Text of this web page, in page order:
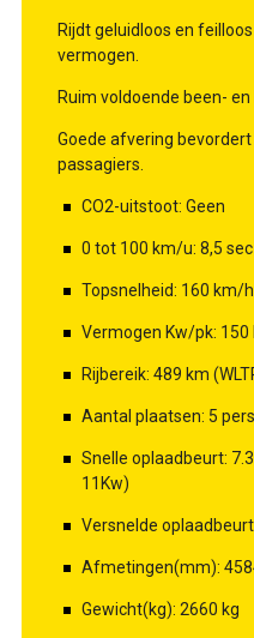
Rijdt geluidloos en
vermogen.
Ruim voldoende been-
Goede afvering
passagiers.
CO2-uitstoot: Geen
0 tot 100 km/u: 8,5 sec
Topsnelheid: 160 km/h
Vermogen Kw/pk: 150
Rijbereik: 489 km
Aantal plaatsen: 5
Snelle oplaadbeurt:
11Kw)
Versnelde
Afmetingen(mm):
Gewicht(kg): 2660 kg